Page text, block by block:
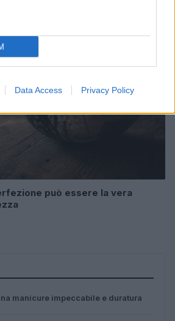
Data Access Privacy Policy
può essere la vera
manicure impeccabile e duratura